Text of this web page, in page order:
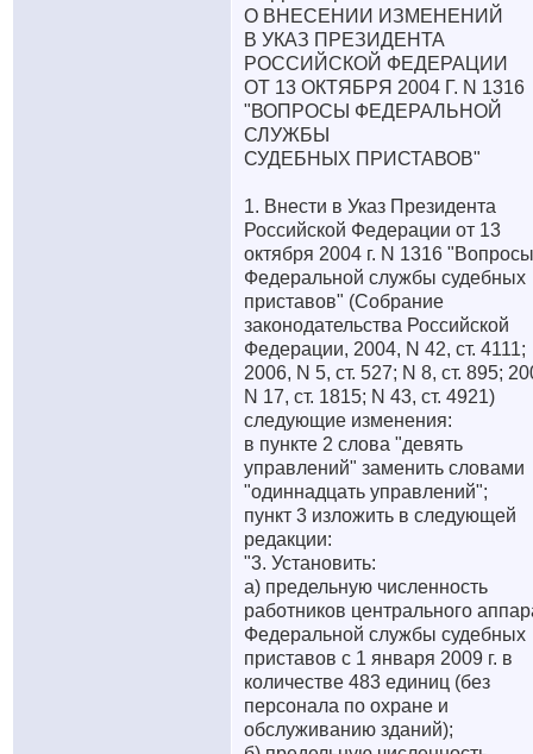
О ВНЕСЕНИИ ИЗМЕНЕНИЙ
В УКАЗ ПРЕЗИДЕНТА
РОССИЙСКОЙ ФЕДЕРАЦИИ
ОТ 13 ОКТЯБРЯ 2004 Г. N 1316
"ВОПРОСЫ ФЕДЕРАЛЬНОЙ
СЛУЖБЫ
СУДЕБНЫХ ПРИСТАВОВ"
1. Внести в Указ Президента
Российской Федерации от 13
октября 2004 г. N 1316 "Вопросы
Федеральной службы судебных
приставов" (Собрание
законодательства Российской
Федерации, 2004, N 42, ст. 4111;
2006, N 5, ст. 527; N 8, ст. 895;
N 17, ст. 1815; N 43, ст. 4921)
следующие изменения:
в пункте 2 слова "девять
управлений" заменить словами
"одиннадцать управлений";
пункт 3 изложить в следующей
редакции:
"3. Установить:
а) предельную численность
работников центрального
Федеральной службы судебных
приставов с 1 января 2009 г. в
количестве 483 единиц (без
персонала по охране и
обслуживанию зданий);